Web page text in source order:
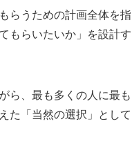
らうための計画全体を指
もらいたいか」を設計す
ら、最も多くの人に最も
た「当然の選択」として